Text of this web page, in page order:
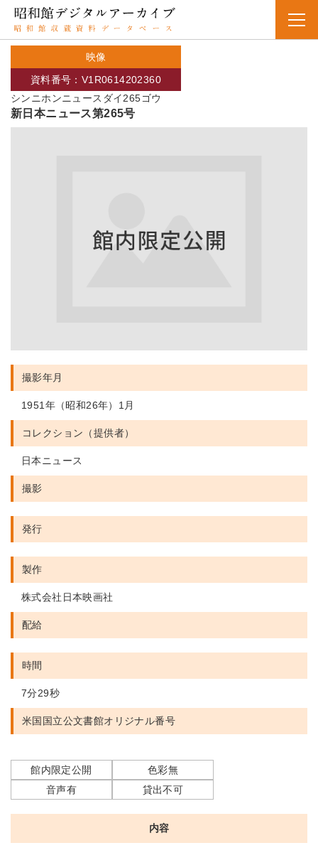
映像
シンニホンニュースダイ265ゴウ
資料番号：V1R0614202360
新日本ニュース第265号
撮影年月
1951年（昭和26年）1月
コレクション（提供者）
日本ニュース
撮影
発行
製作
株式会社日本映画社
配給
時間
7分29秒
米国国立公文書館オリジナル番号
館内限定公開
色彩無
音声有
貸出不可
内容